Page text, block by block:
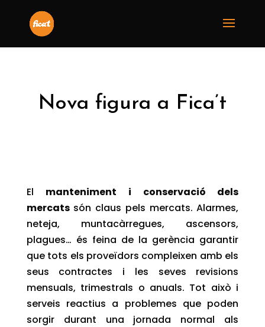
Nova figura a Fica’t
El manteniment i conservació dels
mercatssón claus pels mercats. Alarmes,
neteja, muntacàrregues, ascensors,
plagues… és feina de la gerència garantir
que tots els proveïdors compleixen amb els
seus contractes i les seves revisions
mensuals, trimestrals o anuals. Tot això i
serveis reactius a problemes que poden
sorgir durant una jornada normal als